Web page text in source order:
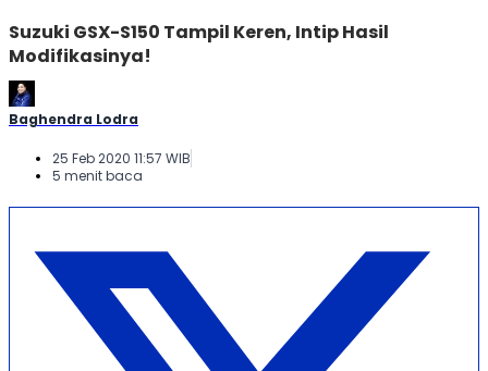
Suzuki GSX-S150 Tampil Keren, Intip Hasil
Modifikasinya!
Baghendra Lodra
25 Feb 2020 11:57 WIB
5 menit baca